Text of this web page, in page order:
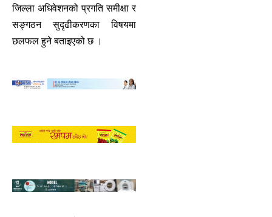
जिल्ला अधिवेशनको प्रगति समीक्षा र
सङ्गठन सुदृढीकरणका विषयमा
छलफल हुने बताइएको छ ।